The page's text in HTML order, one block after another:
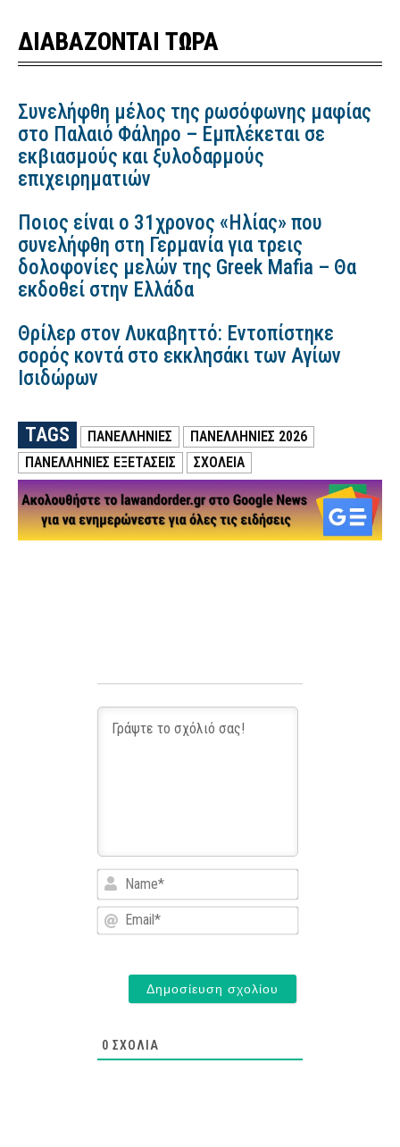
ΔΙΑΒΑΖΟΝΤΑΙ ΤΩΡΑ
Συνελήφθη μέλος της ρωσόφωνης μαφίας
στο Παλαιό Φάληρο – Εμπλέκεται σε
εκβιασμούς και ξυλοδαρμούς
επιχειρηματιών
Ποιος είναι ο 31χρονος «Ηλίας» που
συνελήφθη στη Γερμανία για τρεις
δολοφονίες μελών της Greek Mafia – Θα
εκδοθεί στην Ελλάδα
Θρίλερ στον Λυκαβηττό: Εντοπίστηκε
σορός κοντά στο εκκλησάκι των Αγίων
Ισιδώρων
TAGS ΠΑΝΕΛΛΗΝΙΕΣ
ΠΑΝΕΛΛΗΝΙΕΣ 2026
ΠΑΝΕΛΛΗΝΙΕΣ ΕΞΕΤΑΣΕΙΣ
ΣΧΟΛΕΙΑ
Name*
Email*
0 ΣΧΌΛΙΑ